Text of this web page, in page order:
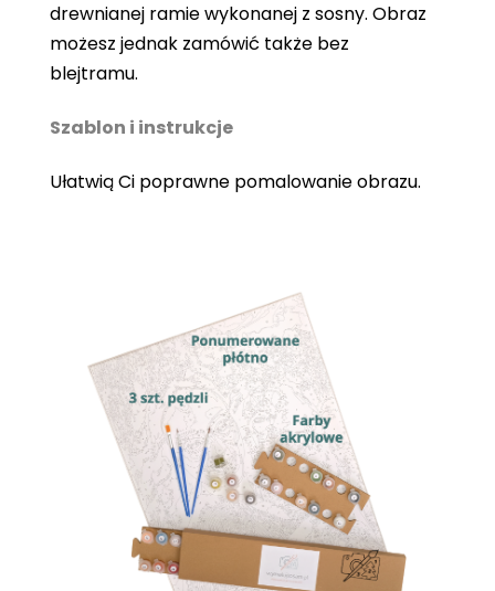
drewnianej ramie wykonanej z sosny. Obraz
możesz jednak zamówić także bez
blejtramu.
Szablon i instrukcje
Ułatwią Ci poprawne pomalowanie obrazu.